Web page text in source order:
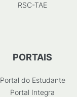
RSC-TAE
PORTAIS
Portal do Estudante
Portal Integra